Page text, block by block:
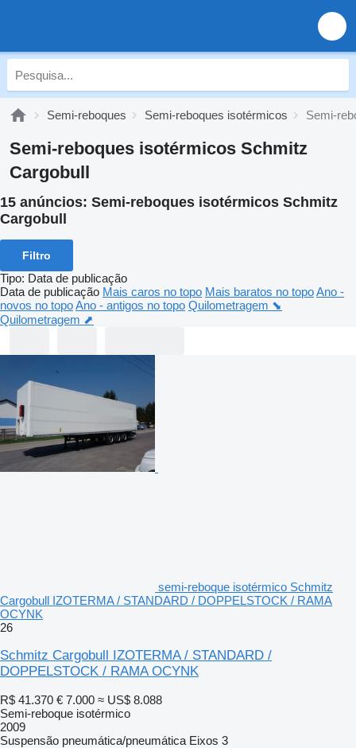
Semi-reboques Semi-reboques isotérmicos Semi-
Semi-reboques isotérmicos Schmitz
Cargobull
15 anúncios: Semi-reboques isotérmicos Schmitz
Cargobull
Filtro
Tipo: Data de publicação
Data de publicação Mais caros no topo Mais baratos no topoAno -
novos no topoAno - antigos no topo Quilometragem ⬊
Quilometragem ⬈
semi-reboque isotérmico Schmitz
Cargobull IZOTERMA / STANDARD / DOPPELSTOCK / RAMA
OCYNK
26
Schmitz Cargobull IZOTERMA / STANDARD /
DOPPELSTOCK / RAMA OCYNK
R$ 41.370 € 7.000 ≈ US$ 8.088
Semi-reboque isotérmico
2009
Suspensão pneumática/pneumática Eixos 3